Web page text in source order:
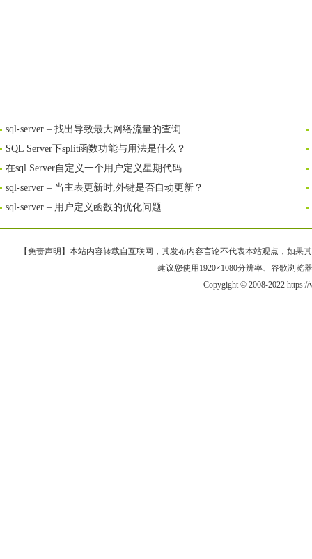
sql-server – 找出导致最大网络流量的查询
SQL Server下split函数功能与用法是什么？
在sql Server自定义一个用户定义星期代码
sql-server – 当主表更新时,外键是否自动更新？
sql-server – 用户定义函数的优化问题
【免责声明】本站内容转载自互联网，其发布内容言论不代表本站观点，如果
建议您使用1920×1080分辨率、谷歌浏览
Copygight © 2008-2022